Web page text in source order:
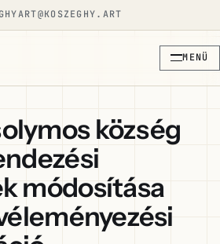
MENÜ
község
módosítása